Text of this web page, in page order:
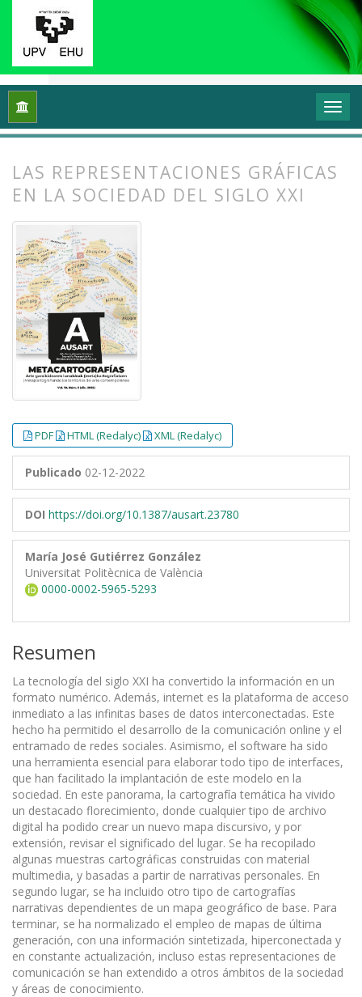
Inicio Vol. 10 Núm. 2 (2022):
LAS REPRESENTACIONES GRÁFICAS
EN LA SOCIEDAD DEL SIGLO XXI
PDF HTML (Redalyc) XML (Redalyc)
Publicado 02-12-2022
DOI https://doi.org/10.1387/ausart.23780
María José Gutiérrez González
Universitat Politècnica de València
0000-0002-5965-5293
Resumen
La tecnología del siglo XXI ha convertido la información en un
formato numérico. Además, internet es la plataforma de acceso
inmediato a las infinitas bases de datos interconectadas. Este
hecho ha permitido el desarrollo de la comunicación online y el
entramado de redes sociales. Asimismo, el software ha sido
una herramienta esencial para elaborar todo tipo de interfaces,
que han facilitado la implantación de este modelo en la
sociedad. En este panorama, la cartografía temática ha vivido
un destacado florecimiento, donde cualquier tipo de archivo
digital ha podido crear un nuevo mapa discursivo, y por
extensión, revisar el significado del lugar. Se ha recopilado
algunas muestras cartográficas construidas con material
multimedia, y basadas a partir de narrativas personales. En
segundo lugar, se ha incluido otro tipo de cartografías
narrativas dependientes de un mapa geográfico de base. Para
terminar, se ha normalizado el empleo de mapas de última
generación, con una información sintetizada, hiperconectada y
en constante actualización, incluso estas representaciones de
comunicación se han extendido a otros ámbitos de la sociedad
y áreas de conocimiento.